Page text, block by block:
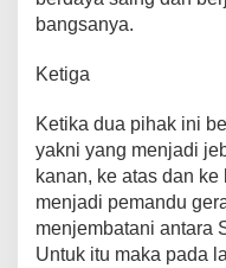
bangsanya.
Ketiga
Ketika dua pihak ini
yakni yang menjadi
kanan, ke atas dan
menjadi pemandu
menjembatani antara
Untuk itu maka pada